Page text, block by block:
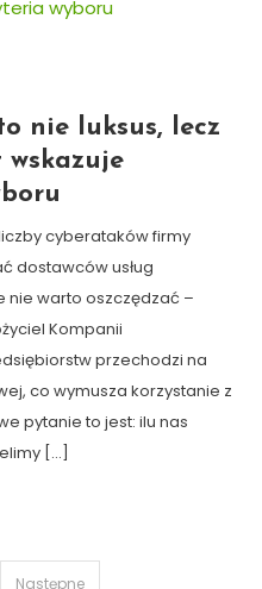
nie luksus, lecz
wskazuje
cyberataków firmy
dostawców usług
nie warto oszczędzać –
Kompanii
przechodzi na
co wymusza korzystanie z
pytanie to jest: ilu nas
[…]
Następne